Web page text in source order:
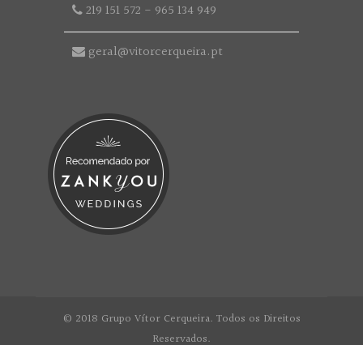
219 151 572 - 965 134 949
geral@vitorcerqueira.pt
© 2018 Grupo Vítor Cerqueira. Todos os Direitos
Reservados.